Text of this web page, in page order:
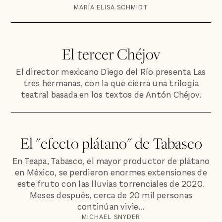
MARÍA ELISA SCHMIDT
El tercer Chéjov
El director mexicano Diego del Río presenta Las
tres hermanas, con la que cierra una trilogía
teatral basada en los textos de Antón Chéjov.
El "efecto plátano" de Tabasco
En Teapa, Tabasco, el mayor productor de plátano
en México, se perdieron enormes extensiones de
este fruto con las lluvias torrenciales de 2020.
Meses después, cerca de 20 mil personas
continúan vivie...
MICHAEL SNYDER